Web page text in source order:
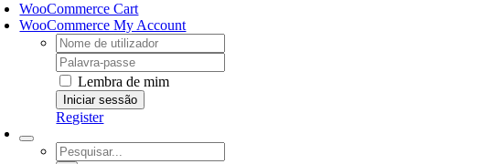
WooCommerce Cart
WooCommerce My Account
Username:
Password:
Lembra de mim
Register
Pesquisar